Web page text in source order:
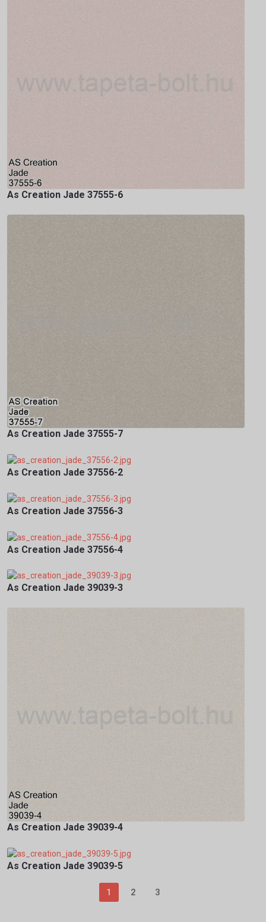
As Creation Jade 37555-6
As Creation Jade 37555-7
As Creation Jade 37556-2
As Creation Jade 37556-3
As Creation Jade 37556-4
As Creation Jade 39039-3
As Creation Jade 39039-4
As Creation Jade 39039-5
1 2 3